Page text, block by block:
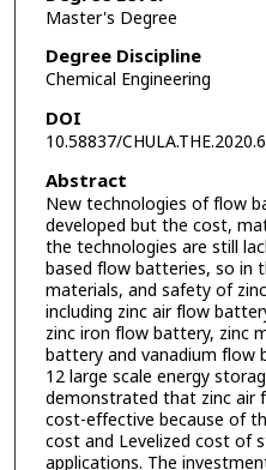
Master's Degree
Degree Discipline
Chemical Engineering
DOI
10.58837/
Abstract
New technologies of flow
developed but the cost,
the technologies are still
based flow batteries, so in
materials, and safety of
including zinc air flow
zinc iron flow battery, zinc
battery and vanadium flow
12 large scale energy
demonstrated that zinc air
cost-effective because of
cost and Levelized cost of
applications. The